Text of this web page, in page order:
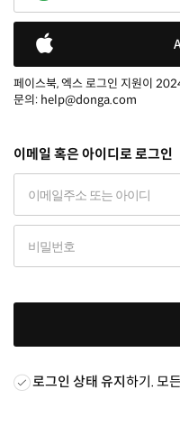
페이스북, 엑스 로그인 지원이
문의: help@donga.com
이메일 혹은 아이디로 로그인
로그인 상태 유지하기. 모